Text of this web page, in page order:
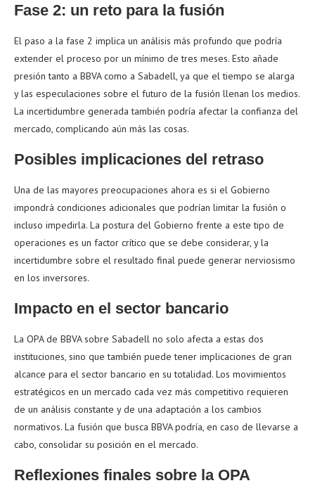
Fase 2: un reto para la fusión
El paso a la fase 2 implica un análisis más profundo que podría
extender el proceso por un mínimo de tres meses. Esto añade
presión tanto a BBVA como a Sabadell, ya que el tiempo se alarga
y las especulaciones sobre el futuro de la fusión llenan los medios.
La incertidumbre generada también podría afectar la confianza del
mercado, complicando aún más las cosas.
Posibles implicaciones del retraso
Una de las mayores preocupaciones ahora es si el Gobierno
impondrá condiciones adicionales que podrían limitar la fusión o
incluso impedirla. La postura del Gobierno frente a este tipo de
operaciones es un factor crítico que se debe considerar, y la
incertidumbre sobre el resultado final puede generar nerviosismo
en los inversores.
Impacto en el sector bancario
La OPA de BBVA sobre Sabadell no solo afecta a estas dos
instituciones, sino que también puede tener implicaciones de gran
alcance para el sector bancario en su totalidad. Los movimientos
estratégicos en un mercado cada vez más competitivo requieren
de un análisis constante y de una adaptación a los cambios
normativos. La fusión que busca BBVA podría, en caso de llevarse a
cabo, consolidar su posición en el mercado.
Reflexiones finales sobre la OPA